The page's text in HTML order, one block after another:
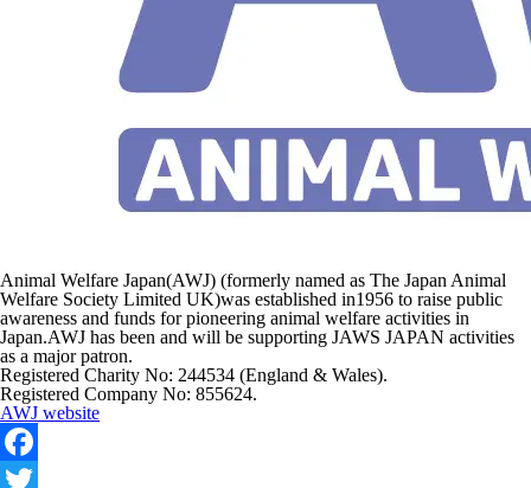
Animal Welfare Japan(AWJ) (formerly named as The Japan Animal
Welfare Society Limited UK)was established in1956 to raise public
awareness and funds for pioneering animal welfare activities in
Japan.AWJ has been and will be supporting JAWS JAPAN activities
as a major patron.
Registered Charity No: 244534 (England & Wales).
Registered Company No: 855624.
AWJ website
Facebook